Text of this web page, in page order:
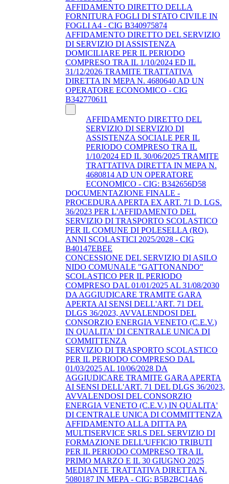
AFFIDAMENTO DIRETTO DELLA
FORNITURA FOGLI DI STATO CIVILE IN
FOGLI A4 - CIG B340975874
AFFIDAMENTO DIRETTO DEL SERVIZIO
DI SERVIZIO DI ASSISTENZA
DOMICILIARE PER IL PERIODO
COMPRESO TRA IL 1/10/2024 ED IL
31/12/2026 TRAMITE TRATTATIVA
DIRETTA IN MEPA N. 4680640 AD UN
OPERATORE ECONOMICO - CIG
B342770611
AFFIDAMENTO DIRETTO DEL
SERVIZIO DI SERVIZIO DI
ASSISTENZA SOCIALE PER IL
PERIODO COMPRESO TRA IL
1/10/2024 ED IL 30/06/2025 TRAMITE
TRATTATIVA DIRETTA IN MEPA N.
4680814 AD UN OPERATORE
ECONOMICO - CIG: B342656D58
DOCUMENTAZIONE FINALE -
PROCEDURA APERTA EX ART. 71 D. LGS.
36/2023 PER L'AFFIDAMENTO DEL
SERVIZIO DI TRASPORTO SCOLASTICO
PER IL COMUNE DI POLESELLA (RO),
ANNI SCOLASTICI 2025/2028 - CIG
B40147EBEE
CONCESSIONE DEL SERVIZIO DI ASILO
NIDO COMUNALE "GATTONANDO"
SCOLASTICO PER IL PERIODO
COMPRESO DAL 01/01/2025 AL 31/08/2030
DA AGGIUDICARE TRAMITE GARA
APERTA AI SENSI DELL'ART. 71 DEL
DLGS 36/2023, AVVALENDOSI DEL
CONSORZIO ENERGIA VENETO (C.E.V.)
IN QUALITA' DI CENTRALE UNICA DI
COMMITTENZA
SERVIZIO DI TRASPORTO SCOLASTICO
PER IL PERIODO COMPRESO DAL
01/03/2025 AL 10/06/2028 DA
AGGIUDICARE TRAMITE GARA APERTA
AI SENSI DELL'ART. 71 DEL DLGS 36/2023,
AVVALENDOSI DEL CONSORZIO
ENERGIA VENETO (C.E.V.) IN QUALITA'
DI CENTRALE UNICA DI COMMITTENZA
AFFIDAMENTO ALLA DITTA PA
MULTISERVICE SRLS DEL SERVIZIO DI
FORMAZIONE DELL'UFFICIO TRIBUTI
PER IL PERIODO COMPRESO TRA IL
PRIMO MARZO E IL 30 GIUGNO 2025
MEDIANTE TRATTATIVA DIRETTA N.
5080187 IN MEPA - CIG: B5B2BC14A6